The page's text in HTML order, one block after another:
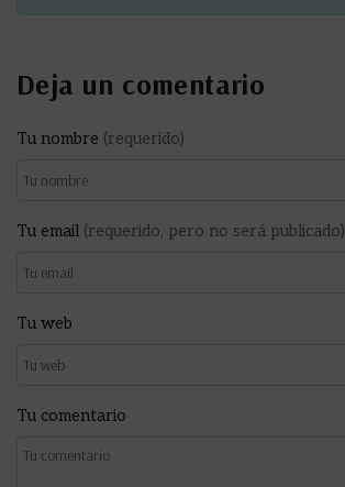
Deja un comentario
Tu nombre (requerido)
Tu email (requerido, pero no será publicado)
Tu web
Tu comentario